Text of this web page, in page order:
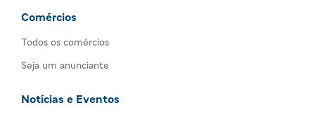
Comércios
Todos os comércios
Seja um anunciante
Notícias e Eventos